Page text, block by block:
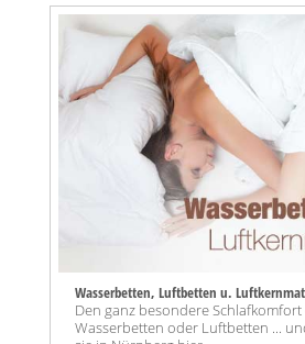
Wasserbetten, Luftbetten u.
Den ganz besondere
Wasserbetten oder Luftbetten ...